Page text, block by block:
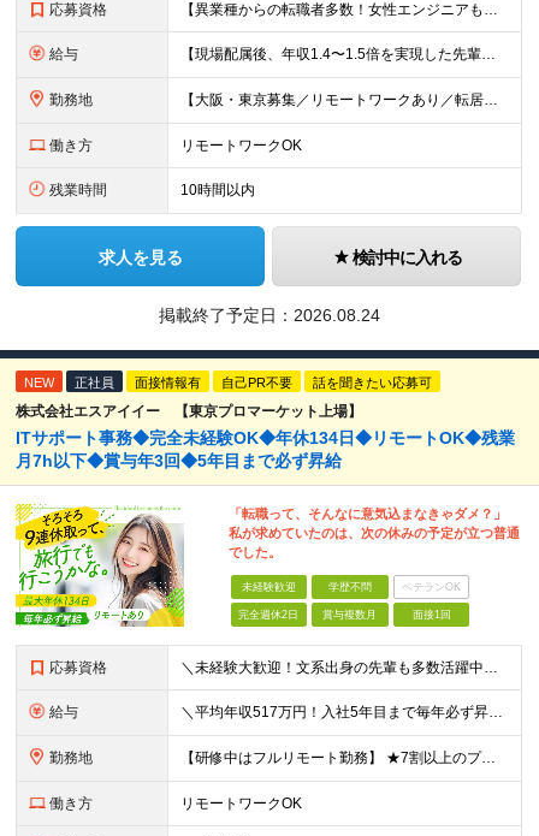
応募資格 【異業種からの転職者多数！女性エンジニアも活躍中】 ◆学歴不問 ◆未経験OK ≪こんな方を歓迎しています≫ ◎未経験から成長できる環境で活躍したい方 ◎大学やスクールでIT系のスキルを学んだことのあ
給与 【現場配属後、年収1.4〜1.5倍を実現した先輩も！残業代全額支給】 ◆給与は経験やスキルに応じて決定します ◆年俸制250万円～350万円（1/12を月々支給） ≪年収UPの例≫ ◎飲食業からのキ
勤務地 【大阪・東京募集／リモートワークあり／転居を伴う転勤なし】 東京本社、大阪事務所、または東京23区内・関西（大阪・兵庫）の各クライアント先勤務 ◆入社後、約1年間はクライアント先ではなく 自社内（東
働き方 リモートワークOK
残業時間 10時間以内
求人を見る 検討中に入れる
掲載終了予定日： 2026.08.24
NEW 正社員 面接情報有 自己PR不要 話を聞きたい応募可
株式会社エスアイイー 【東京プロマーケット上場】
ITサポート事務◆完全未経験OK◆年休134日◆リモートOK◆残業
月7h以下◆賞与年3回◆5年目まで必ず昇給
「転職って、そんなに意気込まなきゃダメ？」
私が求めていたのは、次の休みの予定が立つ普通
でした。
未経験歓迎 学歴不問 ベテランOK
完全週休2日 賞与複数月 面接1回
応募資格 ＼未経験大歓迎！文系出身の先輩も多数活躍中／ ◆PCスキルに自信のない方も歓迎 ◆完全未経験OK ◆社会人デビューもOK ◆学歴不問 ＊*こんなアナタにオススメです*＊ ◇事務職に興味があるが、給与
給与 ＼平均年収517万円！入社5年目まで毎年必ず昇給／ ■賞与年3回 ■年収800万円以上も可 ■入社3年以上の平均年収469.2万円 月給23万2000円以上＋賞与年3回＋各種手当 ☆入社5年目まで最
勤務地 【研修中はフルリモート勤務】 ★7割以上のプロジェクトでリモートワークを導入 ★一都三県のプロジェクト先 ★転居を伴う転勤なし ＜プロジェクト先＞ 東京・神奈川・千葉・埼玉でのプロジェクト先にて勤務
働き方 リモートワークOK